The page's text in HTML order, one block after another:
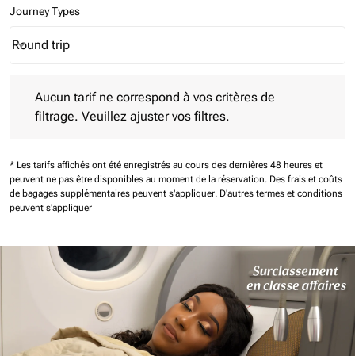
Journey Types
Journey Types option Round trip Selected
Round trip
keyboard_arrow_down
Aucun tarif ne correspond à vos critères de
filtrage. Veuillez ajuster vos filtres.
* Les tarifs affichés ont été enregistrés au cours des dernières 48 heures et
peuvent ne pas être disponibles au moment de la réservation. Des frais et coûts
de bagages supplémentaires peuvent s'appliquer. D'autres termes et conditions
peuvent s'appliquer